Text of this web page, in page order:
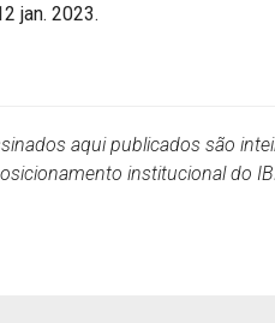
jan. 2023.
aqui publicados são
institucional do